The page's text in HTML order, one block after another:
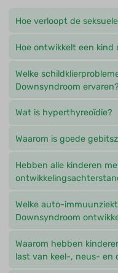
Hoe verloopt de
Hoe ontwikkelt een
Welke
Downsyndroom ervaren?
Wat is hyperthyreoïdie?
Waarom is goede
Hebben alle kinderen
Welke auto-
Downsyndroom
Waarom hebben
last van keel-, neus- en